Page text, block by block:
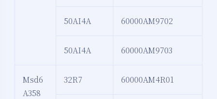
50AI4A 60000AM9702
50AI4A 60000AM9703
Msd6
A358
32R7 60000AM4R01